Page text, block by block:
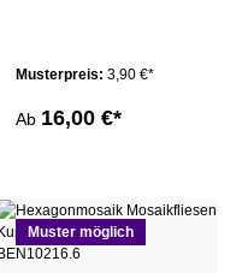
Musterpreis: 3,90 €*
Ab 16,00 €*
Muster möglich